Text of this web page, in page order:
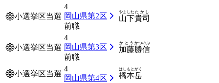
小選挙区当選
4
岡山県第2区
前職
山下
やました
貴司
たかし
小選挙区当選
4
岡山県第3区
前職
加藤
かとう
勝信
かつのぶ
小選挙区当選
4
岡山県第4区
橋本
はしもと
岳
がく